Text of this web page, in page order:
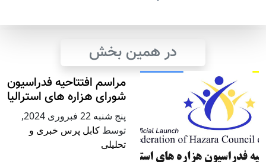
در همین بخش
مراسم افتتاحیه فدراسیون
شورای هزاره های استرالیا
پنج شنبه 22 فبروری 2024
,
توسط کابل پرس خبری و
تحلیلی